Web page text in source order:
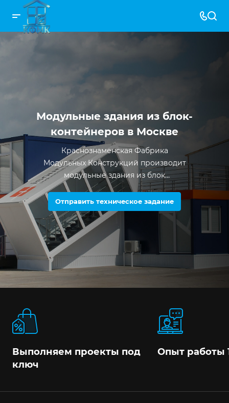
Модульные здания из блок-
контейнеров в Москве
Краснознаменская Фабрика
Модульных Конструкций производит
модульные здания из блок
контейнеров с 2012 года. За все время
существования компании было
произведено более 5000 единиц
продукции.
Отправить техническое задание
Выполняем проекты под
ключ
Опыт работы